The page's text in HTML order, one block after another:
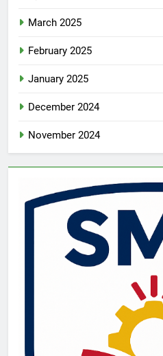
March 2025
February 2025
January 2025
December 2024
November 2024